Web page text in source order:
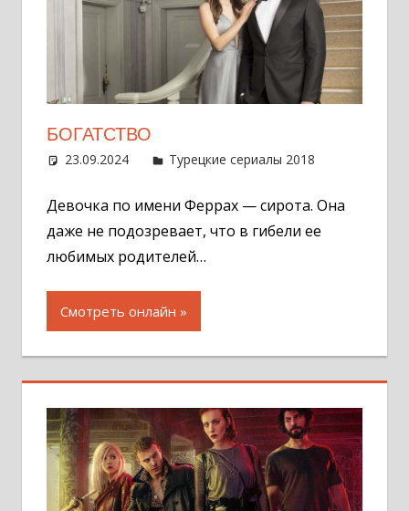
БОГАТСТВО
23.09.2024 Администратор
Турецкие сериалы 2018
Девочка по имени Феррах — сирота. Она
даже не подозревает, что в гибели ее
любимых родителей…
Смотреть онлайн